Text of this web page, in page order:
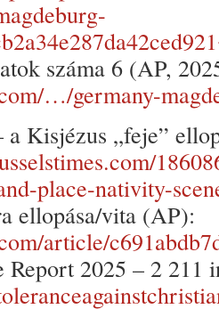
száma 6 (AP,
…/germany-
Kisjézus „feje”
place-nativity-
ellopása/vita (AP):
article/
Report 2025 – 2 211